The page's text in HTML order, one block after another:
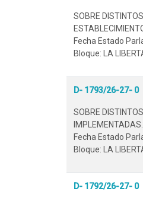
SOBRE
Fecha Estado
Bloque: LA
D- 1793/26-27- 0
SOBRE
Fecha Estado
Bloque: LA
D- 1792/26-27- 0